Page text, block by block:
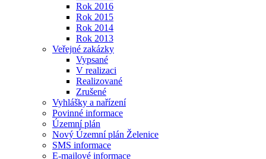
Rok 2016
Rok 2015
Rok 2014
Rok 2013
Veřejné zakázky
Vypsané
V realizaci
Realizované
Zrušené
Vyhlášky a nařízení
Povinné informace
Územní plán
Nový Územní plán Želenice
SMS informace
E-mailové informace